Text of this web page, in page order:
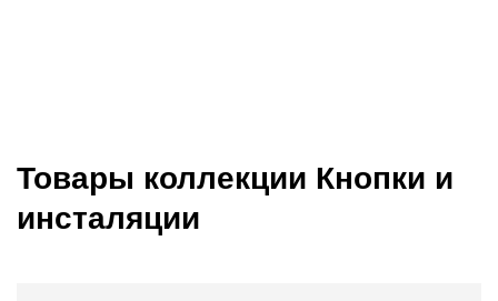
Товары коллекции Кнопки и
инсталяции